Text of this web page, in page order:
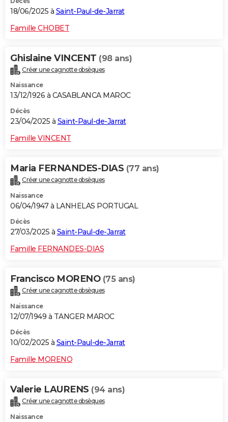
18/06/2025 à Saint-Paul-de-Jarrat
Famille CHOBET
Ghislaine VINCENT (98 ans)
Créer une cagnotte obsèques
Naissance
13/12/1926 à CASABLANCA MAROC
Décès
23/04/2025 à Saint-Paul-de-Jarrat
Famille VINCENT
Maria FERNANDES-DIAS (77 ans)
Créer une cagnotte obsèques
Naissance
06/04/1947 à LANHELAS PORTUGAL
Décès
27/03/2025 à Saint-Paul-de-Jarrat
Famille FERNANDES-DIAS
Francisco MORENO (75 ans)
Créer une cagnotte obsèques
Naissance
12/07/1949 à TANGER MAROC
Décès
10/02/2025 à Saint-Paul-de-Jarrat
Famille MORENO
Valerie LAURENS (94 ans)
Créer une cagnotte obsèques
Naissance